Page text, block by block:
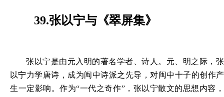
39.张以宁与《翠屏集》
张以宁是由元入明的著名学者、诗人。元、明之际，张
以宁力学唐诗，成为闽中诗派之先导，对闽中十子的创作产
生一定影响。作为“一代之奇作”，张以宁散文的思想内容，